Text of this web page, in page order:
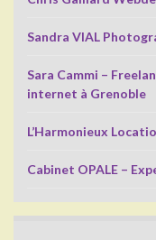
Sandra VIAL
Sara Cammi –
internet à Grenoble
L’Harmonieux
Cabinet OPALE –